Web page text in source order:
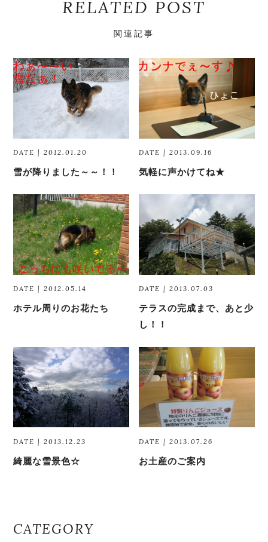
RELATED POST
関連記事
DATE | 2012.01.20
雪が降りました～～！！
DATE | 2013.09.16
気軽に声かけてね★
DATE | 2012.05.14
ホテル周りのお花たち
DATE | 2013.07.03
テラスの完成まで、あと少
し！！
DATE | 2013.12.23
綺麗な雪景色☆
DATE | 2013.07.26
お土産のご案内
CATEGORY